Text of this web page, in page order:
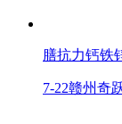
膳抗力钙铁
7-22赣州奇